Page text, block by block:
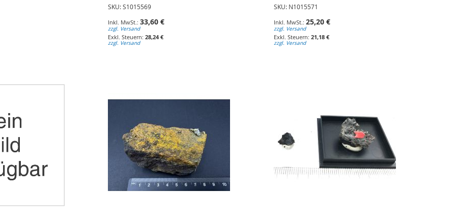
SKU: S1015569
33,60 €
zzgl. Versand
28,24 €
zzgl. Versand
SKU: N1015571
25,20 €
zzgl. Versand
21,18 €
zzgl. Versand